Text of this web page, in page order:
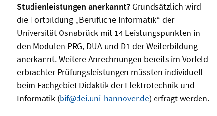
Studienleistungen anerkannt? Grundsätzlich wird
die Fortbildung „Berufliche Informatik“ der
Universität Osnabrück mit 14 Leistungspunkten in
den Modulen PRG, DUA und D1 der Weiterbildung
anerkannt. Weitere Anrechnungen bereits im Vorfeld
erbrachter Prüfungsleistungen müssten individuell
beim Fachgebiet Didaktik der Elektrotechnik und
Informatik (bif@dei.uni-hannover.de) erfragt werden.